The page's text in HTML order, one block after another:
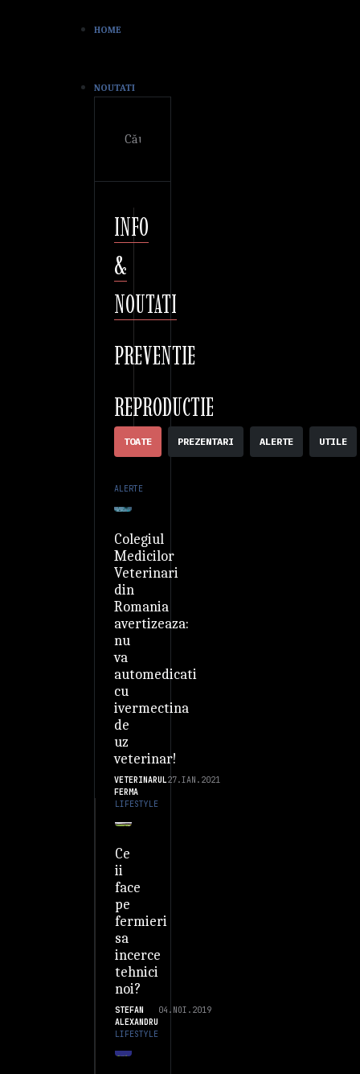
HOME
NOUTATI
Cautare
INFO
&
NOUTATI
PREVENTIE
REPRODUCTIE
TOATE PREZENTARI ALERTE UTILE
ALERTE
Colegiul
Medicilor
Veterinari
din
Romania
avertizeaza:
nu
va
automedicati
cu
ivermectina
de
uz
veterinar!
VETERINARUL
FERMA
27.IAN.2021
LIFESTYLE
Ce
ii
face
pe
fermieri
sa
incerce
tehnici
noi?
STEFAN
ALEXANDRU
04.NOI.2019
LIFESTYLE